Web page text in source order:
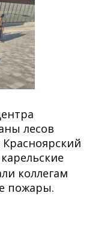
лесов
коллегам
пожары.